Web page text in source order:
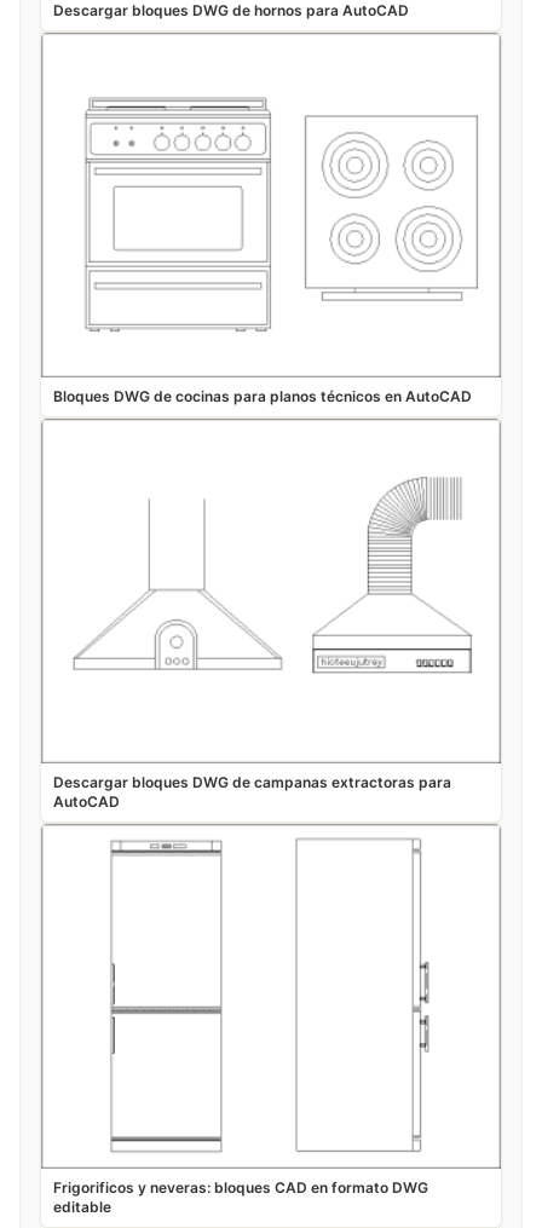
Descargar bloques DWG de hornos para AutoCAD
Bloques DWG de cocinas para planos técnicos en AutoCAD
Descargar bloques DWG de campanas extractoras para
AutoCAD
Frigorificos y neveras: bloques CAD en formato DWG
editable